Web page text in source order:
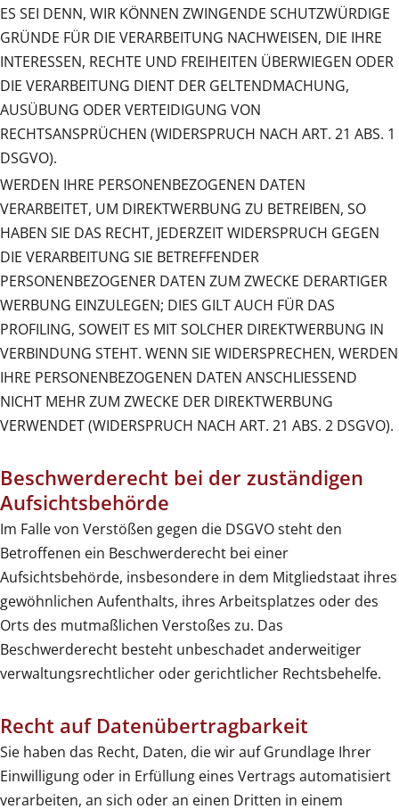
ES SEI DENN, WIR KÖNNEN ZWINGENDE SCHUTZWÜRDIGE
GRÜNDE FÜR DIE VERARBEITUNG NACHWEISEN, DIE IHRE
INTERESSEN, RECHTE UND FREIHEITEN ÜBERWIEGEN ODER
DIE VERARBEITUNG DIENT DER GELTENDMACHUNG,
AUSÜBUNG ODER VERTEIDIGUNG VON
RECHTSANSPRÜCHEN (WIDERSPRUCH NACH ART. 21 ABS. 1
DSGVO).
WERDEN IHRE PERSONENBEZOGENEN DATEN
VERARBEITET, UM DIREKTWERBUNG ZU BETREIBEN, SO
HABEN SIE DAS RECHT, JEDERZEIT WIDERSPRUCH GEGEN
DIE VERARBEITUNG SIE BETREFFENDER
PERSONENBEZOGENER DATEN ZUM ZWECKE DERARTIGER
WERBUNG EINZULEGEN; DIES GILT AUCH FÜR DAS
PROFILING, SOWEIT ES MIT SOLCHER DIREKTWERBUNG IN
VERBINDUNG STEHT. WENN SIE WIDERSPRECHEN, WERDEN
IHRE PERSONENBEZOGENEN DATEN ANSCHLIESSEND
NICHT MEHR ZUM ZWECKE DER DIREKTWERBUNG
VERWENDET (WIDERSPRUCH NACH ART. 21 ABS. 2 DSGVO).
Beschwerde­recht bei der zuständigen
Aufsichts­behörde
Im Falle von Verstößen gegen die DSGVO steht den
Betroffenen ein Beschwerderecht bei einer
Aufsichtsbehörde, insbesondere in dem Mitgliedstaat ihres
gewöhnlichen Aufenthalts, ihres Arbeitsplatzes oder des
Orts des mutmaßlichen Verstoßes zu. Das
Beschwerderecht besteht unbeschadet anderweitiger
verwaltungsrechtlicher oder gerichtlicher Rechtsbehelfe.
Recht auf Daten­übertrag­barkeit
Sie haben das Recht, Daten, die wir auf Grundlage Ihrer
Einwilligung oder in Erfüllung eines Vertrags automatisiert
verarbeiten, an sich oder an einen Dritten in einem